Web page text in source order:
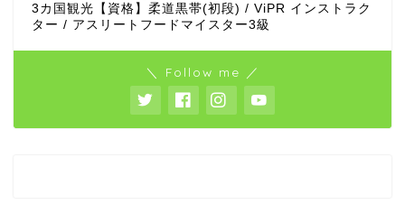
3カ国観光【資格】柔道黒帯(初段) / ViPR インストラク
ター / アスリートフードマイスター3級
＼ Follow me ／